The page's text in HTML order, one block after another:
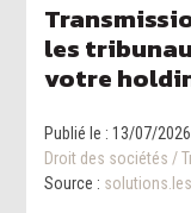
les
votre
Publié le :13/07/2026
Droit des sociétés /
Source :